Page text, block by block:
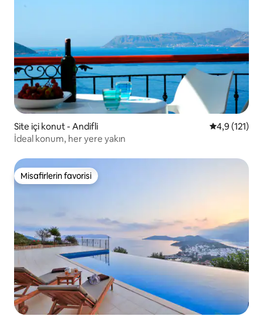
Site içi konut - Andifli 5 üzerinden
4,9 (121)
İdeal konum, her yere yakın
Misafirlerin favorisi
Misafirlerin favorisi